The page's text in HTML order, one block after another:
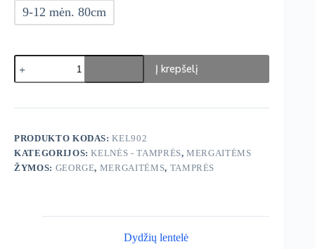
9-12 mėn. 80cm
produkto
kiekis:
George
3
Į krepšelį
PRODUKTO KODAS:KEL902
KATEGORIJOS:KELNĖS - TAMPRĖS,MERGAITĖMS
ŽYMOS: GEORGE, MERGAITĖMS, TAMPRĖS
Dydžių lentelė